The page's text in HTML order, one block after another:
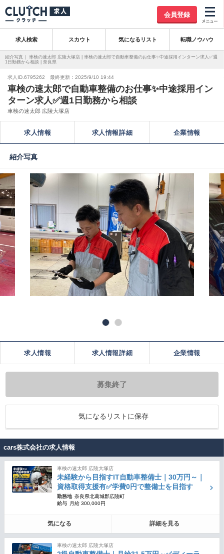
会員登録
求人検索 スカウト 気になるリスト 転職ノウハウ
紹介写真｜ 車検の速太郎 広陵大塚店 | 車検の速太郎で自動車整備のお仕事✨中途採用インターン求人✅週
1日勤務から相談 | 奈良県
求人ID.6795262 最終更新：2025/9/10 19:44
車検の速太郎で自動車整備のお仕事✨中途採用イン
ターン求人✅週1日勤務から相談
車検の速太郎 広陵大塚店
求人情報 求人情報詳細 企業情報
紹介写真
求人情報 求人情報詳細 企業情報
募集終了
気になるリストに保存
cars株式会社の求人情報
車検の速太郎 広陵大塚店
未経験から目指すIT自動車整備士｜30万円～｜
資格取得支援有✅学費0円で整備士を目指す
勤務地 奈良県北葛城郡広陵町
給与
月給 300,000円
気になる 詳細を見る
車検の速太郎 広陵大塚店